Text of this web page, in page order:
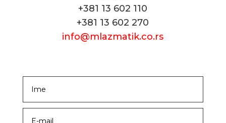
+381 13 602 110
+381 13 602 270
info@mlazmatik.co.rs